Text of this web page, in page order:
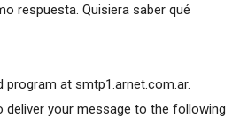
respuesta. Quisiera saber qué
program at smtp1.arnet.com.ar.
deliver your message to the following